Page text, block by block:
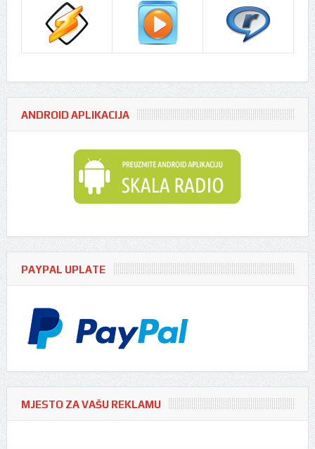
ANDROID APLIKACIJA
PAYPAL UPLATE
MJESTO ZA VAŠU REKLAMU